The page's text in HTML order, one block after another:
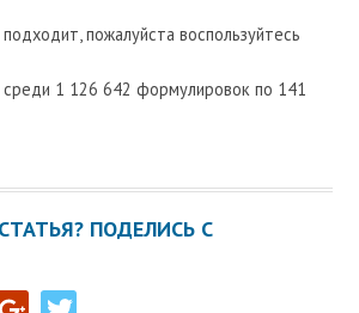
пожалуйста воспользуйтесь
среди 1 126 642 формулировок по 141
ПОДЕЛИСЬ С